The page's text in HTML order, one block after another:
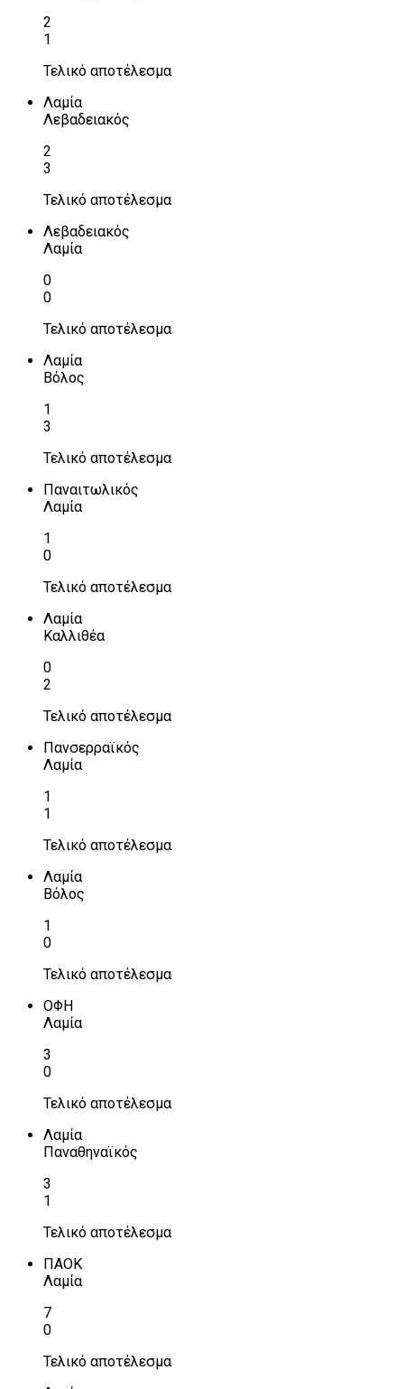
2
1
Τελικό αποτέλεσμα
Λαμία
Λεβαδειακός
2
3
Τελικό αποτέλεσμα
Λεβαδειακός
Λαμία
0
0
Τελικό αποτέλεσμα
Λαμία
Βόλος
1
3
Τελικό αποτέλεσμα
Παναιτωλικός
Λαμία
1
0
Τελικό αποτέλεσμα
Λαμία
Καλλιθέα
0
2
Τελικό αποτέλεσμα
Πανσερραϊκός
Λαμία
1
1
Τελικό αποτέλεσμα
Λαμία
Βόλος
1
0
Τελικό αποτέλεσμα
ΟΦΗ
Λαμία
3
0
Τελικό αποτέλεσμα
Λαμία
Παναθηναϊκός
3
1
Τελικό αποτέλεσμα
ΠΑΟΚ
Λαμία
7
0
Τελικό αποτέλεσμα